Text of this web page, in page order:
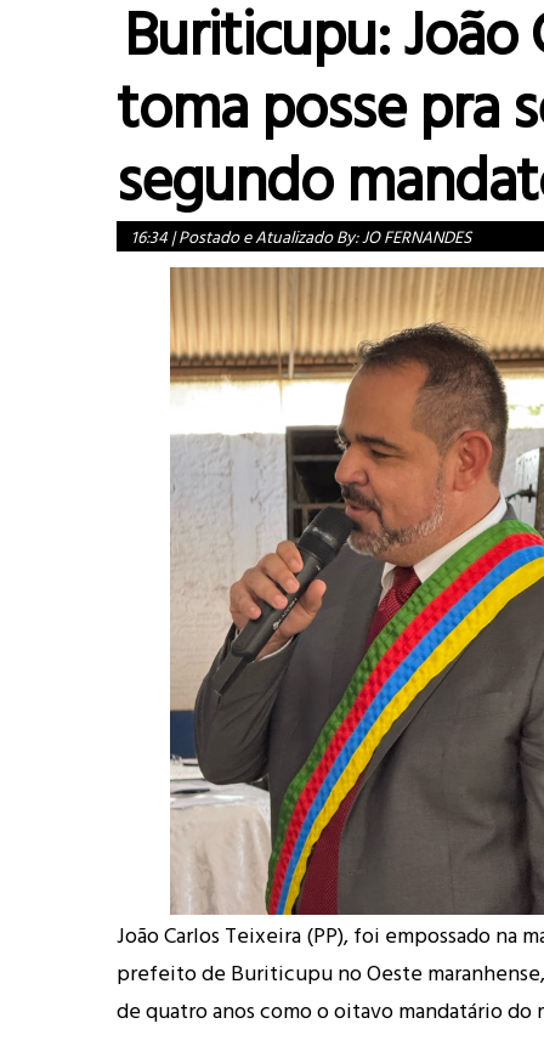
Buriticupu: João
toma posse pra
segundo
16:34|Postado e Atualizado By:JO FERNANDES
João Carlos Teixeira (PP), foi empossado na
prefeito de Buriticupu no Oeste
de quatro anos como o oitavo mandatário